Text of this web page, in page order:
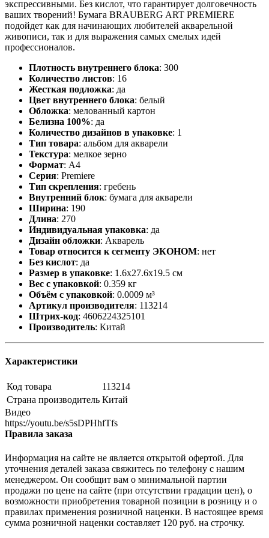
экспрессивными. Без кислот, что гарантирует долговечность
ваших творений! Бумага BRAUBERG ART PREMIERE
подойдет как для начинающих любителей акварельной
живописи, так и для выражения самых смелых идей
профессионалов.
Плотность внутреннего блока: 300
Количество листов: 16
Жесткая подложка: да
Цвет внутреннего блока: белый
Обложка: мелованный картон
Белизна 100%: да
Количество дизайнов в упаковке: 1
Тип товара: альбом для акварели
Текстура: мелкое зерно
Формат: А4
Серия: Premiere
Тип скрепления: гребень
Внутренний блок: бумага для акварели
Ширина: 190
Длина: 270
Индивидуальная упаковка: да
Дизайн обложки: Акварель
Товар относится к сегменту ЭКОНОМ: нет
Без кислот: да
Размер в упаковке: 1.6x27.6x19.5 см
Вес с упаковкой: 0.359 кг
Объём с упаковкой: 0.0009 м³
Артикул производителя: 113214
Штрих-код: 4606224325101
Производитель: Китай
Характеристики
Код товара
113214
Страна производитель Китай
Видео
https://youtu.be/s5sDPHhfTfs
Правила заказа
Информация на сайте не является открытой офертой. Для
уточнения деталей заказа свяжитесь по телефону с нашим
менеджером. Он сообщит вам о минимальной партии
продажи по цене на сайте (при отсутствии градации цен), о
возможности приобретения товарной позиции в розницу и о
правилах применения розничной наценки. В настоящее время
сумма розничной наценки составляет 120 руб. на строчку.